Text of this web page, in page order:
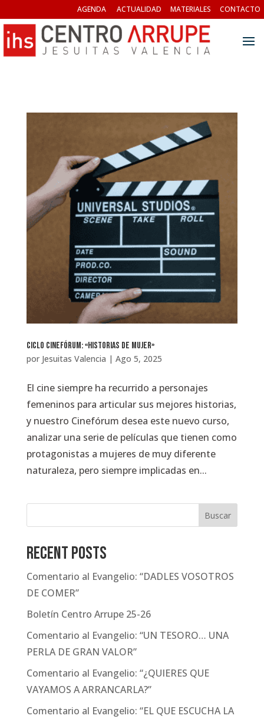
AGENDA ACTUALIDAD MATERIALES CONTACTO
Ciclo Cinefórum: «Historias de Mujer»
por Jesuitas Valencia | Ago 5, 2025
El cine siempre ha recurrido a personajes
femeninos para articular sus mejores historias,
y nuestro Cinefórum desea este nuevo curso,
analizar una serie de películas que tienen como
protagonistas a mujeres de muy diferente
naturaleza, pero siempre implicadas en...
Buscar
Recent Posts
Comentario al Evangelio: “DADLES VOSOTROS
DE COMER”
Boletín Centro Arrupe 25-26
Comentario al Evangelio: “UN TESORO… UNA
PERLA DE GRAN VALOR”
Comentario al Evangelio: “¿QUIERES QUE
VAYAMOS A ARRANCARLA?”
Comentario al Evangelio: “EL QUE ESCUCHA LA